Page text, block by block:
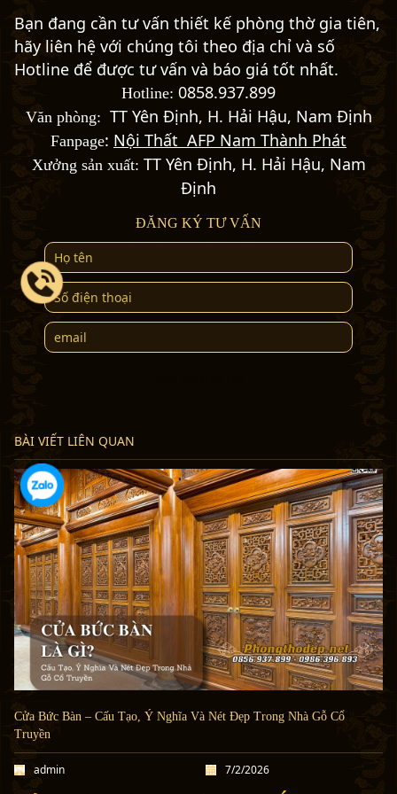
Bạn đang cần tư vấn thiết kế phòng thờ gia tiên,
hãy liên hệ với chúng tôi theo địa chỉ và số
Hotline để được tư vấn và báo giá tốt nhất.
Hotline: 0858.937.899
Văn phòng: TT Yên Định, H. Hải Hậu, Nam Định
Fanpage: Nội Thất AFP Nam Thành Phát
Xưởng sản xuất: TT Yên Định, H. Hải Hậu, Nam
Định
ĐĂNG KÝ TƯ VẤN
BÀI VIẾT LIÊN QUAN
Cửa Bức Bàn – Cấu Tạo, Ý Nghĩa Và Nét Đẹp Trong Nhà Gỗ Cổ
Truyền
admin 7/2/2026